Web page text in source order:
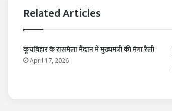
Related Articles
कूचबिहार के रासमेला मैदान में मुख्यमंत्री की मेगा रैली
April 17, 2026